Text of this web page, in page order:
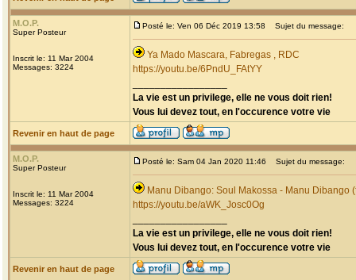
M.O.P.
Super Posteur
Inscrit le: 11 Mar 2004
Messages: 3224
Posté le: Ven 06 Déc 2019 13:58 Sujet du message:
Ya Mado Mascara, Fabregas , RDC
https://youtu.be/6PndU_FAtYY
La vie est un privilege, elle ne vous doit rien!
Vous lui devez tout, en l'occurence votre vie
Revenir en haut de page
M.O.P.
Super Posteur
Inscrit le: 11 Mar 2004
Messages: 3224
Posté le: Sam 04 Jan 2020 11:46 Sujet du message:
Manu Dibango: Soul Makossa - Manu Dibango
https://youtu.be/aWK_Josc0Og
La vie est un privilege, elle ne vous doit rien!
Vous lui devez tout, en l'occurence votre vie
Revenir en haut de page